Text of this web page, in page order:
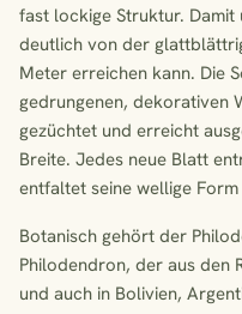
fast lockige Struktur.
deutlich von der
Meter erreichen kann. Die
gedrungenen, dekorativen
gezüchtet und erreicht
Breite. Jedes neue Blatt
entfaltet seine wellige
Botanisch gehört der
Philodendron, der aus den
und auch in Bolivien,